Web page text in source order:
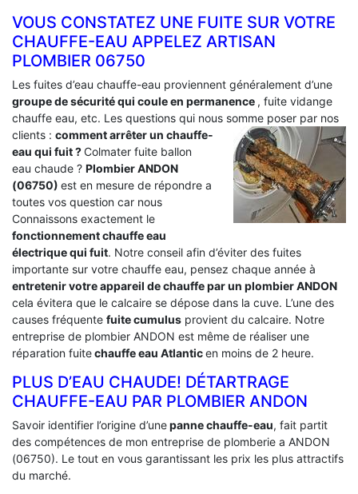
VOUS CONSTATEZ UNE FUITE SUR VOTRE
CHAUFFE-EAU APPELEZ ARTISAN
PLOMBIER 06750
Les fuites d’eau chauffe-eau proviennent généralement d’une
groupe de sécurité qui coule en permanence , fuite vidange
chauffe eau, etc. Les questions qui nous somme poser par nos
clients : comment arrêter un chauffe-
eau qui fuit ?Colmater fuite ballon
eau chaude ? Plombier ANDON
(06750) est en mesure de répondre a
toutes vos question car nous
Connaissons exactement le
fonctionnement chauffe eau
électrique qui fuit. Notre conseil afin d’éviter des fuites
importante sur votre chauffe eau, pensez chaque année à
entretenir votre appareil de chauffe par un plombier ANDON
cela évitera que le calcaire se dépose dans la cuve. L’une des
causes fréquente fuite cumulus provient du calcaire. Notre
entreprise de plombier ANDON est même de réaliser une
réparation fuitechauffe eau Atlanticen moins de 2 heure.
PLUS D’EAU CHAUDE! DÉTARTRAGE
CHAUFFE-EAU PAR PLOMBIER ANDON
Savoir identifier l’origine d’unepanne chauffe-eau, fait partit
des compétences de mon entreprise de plomberie a ANDON
(06750). Le tout en vous garantissant les prix les plus attractifs
du marché.